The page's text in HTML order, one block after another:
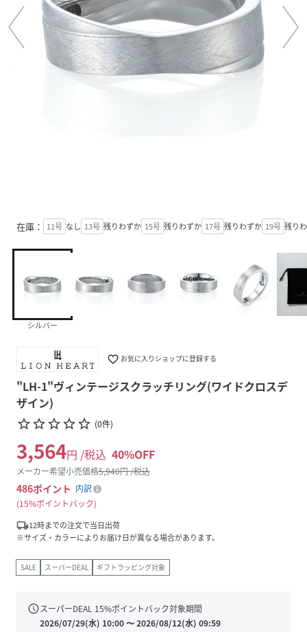
在庫： 11号 なし 13号 残りわずか 15号 残りわずか 17号 残りわずか 19号 残り
シルバー
favorite_border お気に入りショップに登録する
"LH-1"ヴィンテージスクラッチリング(ワイドクロスデ
ザイン)
star_borderstar_borderstar_borderstar_borderstar_border (0件)
3,564円 /税込 40%OFF
メーカー希望小売価格5,940円 /税込
486ポイント 内訳
15%ポイントバック
local_shipping12時までの注文で当日出荷
※サイズ・カラーによりお届け日が異なる場合があります。
SALE スーパーDEAL ギフトラッピング対象
scheduleスーパーDEAL 15%ポイントバック対象期間
2026/07/29(水) 10:00〜2026/08/12(水) 09:59